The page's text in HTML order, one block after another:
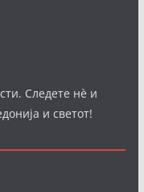
Следете нè и
и светот!